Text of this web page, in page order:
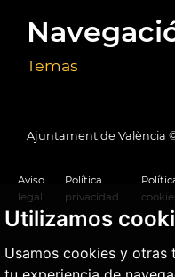
Utilizamos
Usamos cookies y otras
Temas
Ajuntament de València
Aviso
legal
Política
privacidad